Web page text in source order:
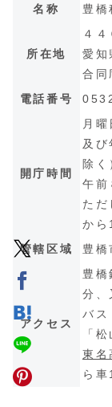
名称 豊橋
所在地
４４
愛
合同
電話番号
開庁時間
月
及
除く
午前
ただ
から
管轄区域
豊橋
アクセス
豊
分、
バス
「
東名
ら車